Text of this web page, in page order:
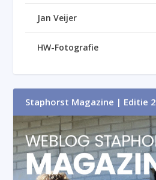
Jan Veijer
HW-Fotografie
Staphorst Magazine | Editie 2